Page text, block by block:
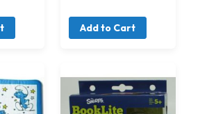
Add to Cart